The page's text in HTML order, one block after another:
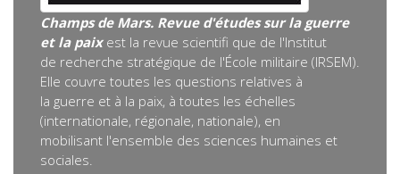
Champs de Mars. Revue d'études sur la guerre
et la paixest la revue scientifi que de l'Institut
de recherche stratégique de l'École militaire (IRSEM).
Elle couvre toutes les questions relatives à
la guerre et à la paix, à toutes les échelles
(internationale, régionale, nationale), en
mobilisant l'ensemble des sciences humaines et
sociales.